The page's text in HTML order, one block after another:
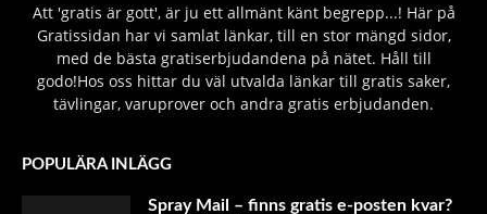
Att 'gratis är gott', är ju ett allmänt känt begrepp...! Här på
Gratissidan har vi samlat länkar, till en stor mängd sidor,
med de bästa gratiserbjudandena på nätet. Håll till
godo!Hos oss hittar du väl utvalda länkar till gratis saker,
tävlingar, varuprover och andra gratis erbjudanden.
POPULÄRA INLÄGG
Spray Mail – finns gratis e-posten kvar?